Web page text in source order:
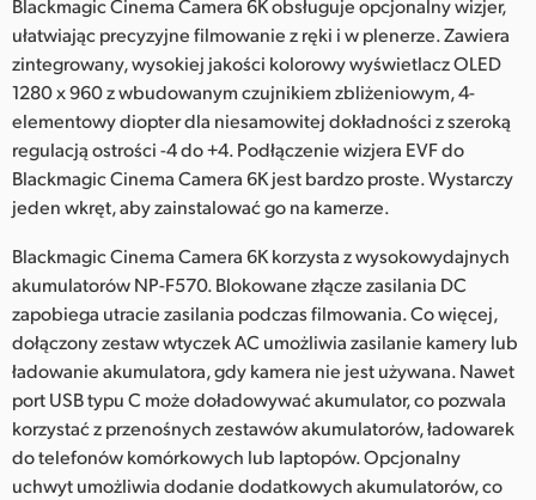
Blackmagic Cinema Camera 6K obsługuje opcjonalny wizjer,
ułatwiając precyzyjne filmowanie z ręki i w plenerze. Zawiera
zintegrowany, wysokiej jakości kolorowy wyświetlacz OLED
1280 x 960 z wbudowanym czujnikiem zbliżeniowym, 4-
elementowy diopter dla niesamowitej dokładności z szeroką
regulacją ostrości -4 do +4. Podłączenie wizjera EVF do
Blackmagic Cinema Camera 6K jest bardzo proste. Wystarczy
jeden wkręt, aby zainstalować go na kamerze.
Blackmagic Cinema Camera 6K korzysta z wysokowydajnych
akumulatorów NP-F570. Blokowane złącze zasilania DC
zapobiega utracie zasilania podczas filmowania. Co więcej,
dołączony zestaw wtyczek AC umożliwia zasilanie kamery lub
ładowanie akumulatora, gdy kamera nie jest używana. Nawet
port USB typu C może doładowywać akumulator, co pozwala
korzystać z przenośnych zestawów akumulatorów, ładowarek
do telefonów komórkowych lub laptopów. Opcjonalny
uchwyt umożliwia dodanie dodatkowych akumulatorów, co